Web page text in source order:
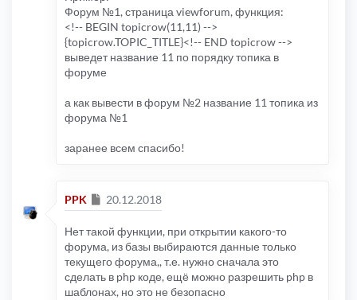
Форум №1, страница viewforum, функция:
<!-- BEGIN topicrow(11,11) -->
{topicrow.TOPIC_TITLE}<!-- END topicrow -->
выведет название 11 по порядку топика в
форуме
а как вывести в форум №2 название 11 топика из
форума №1
заранее всем спасибо!
PPK Сообщение
20.12.2018
Нет такой функции, при открытии какого-то
форума, из базы выбираются данные только
текущего форума,, т.е. нужно сначала это
сделать в php коде, ещё можно разрешить php в
шаблонах, но это не безопасно